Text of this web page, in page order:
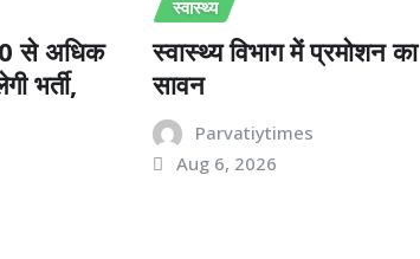
से अधिक
भर्ती,
स्वास्थ्य
स्वास्थ्य विभाग में प्रमोशन का
सावन
Parvatiytimes
Aug 6, 2026